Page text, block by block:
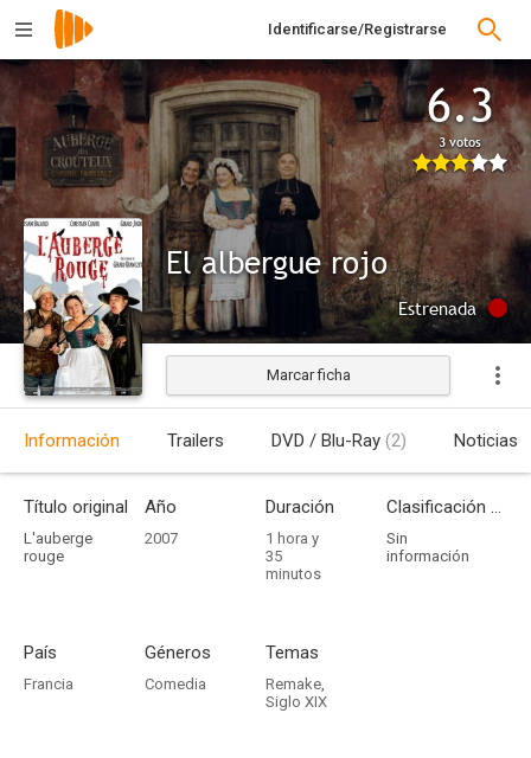
Identificarse/Registrarse
6.3
3 votos
El albergue rojo
Estrenada
Marcar ficha
Información Trailers DVD / Blu-Ray (2) Noticias
Título original
L'auberge
rouge
Año
2007
Duración
1 hora y
35
minutos
Clasificación por edades
Sin
información
País
Francia
Géneros
Comedia
Temas
Remake,
Siglo XIX